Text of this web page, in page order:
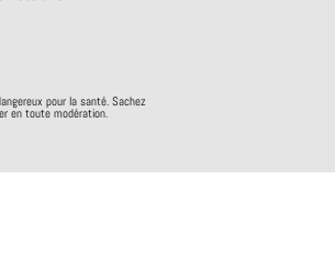
pour la santé. Sachez
en toute modération.